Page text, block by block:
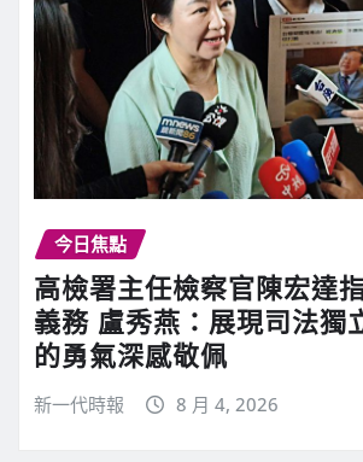
今日焦點
高檢署主任檢察官陳宏達
義務 盧秀燕：展現司法獨
的勇氣深感敬佩
新一代時報 8 月 4, 2026